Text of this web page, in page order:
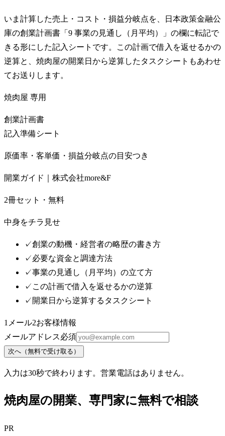
いま計算した売上・コスト・損益分岐点を、日本政策金融公
庫の創業計画書「9 事業の見通し（月平均）」の欄に転記で
きる形にした記入シートです。この計画で借入を返せるかの
逆算と、焼肉屋の開業日から逆算したタスクシートもあわせ
てお送りします。
焼肉屋 専用
創業計画書
記入準備シート
原価率・客単価・損益分岐点の目安つき
開業ガイド｜株式会社more&F
2冊セット・無料
中身をチラ見せ
✓創業の動機・経営者の略歴の書き方
✓必要な資金と調達方法
✓事業の見通し（月平均）の立て方
✓ この計画で借入を返せるかの逆算
✓ 開業日から逆算するタスクシート
1 メール2お客様情報
メールアドレス必須
次へ（無料で受け取る）
入力は30秒で終わります。営業電話はありません。
焼肉屋の開業、専門家に無料で相談
PR